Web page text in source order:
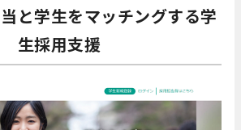
と学生をマッチングする学
生採用支援